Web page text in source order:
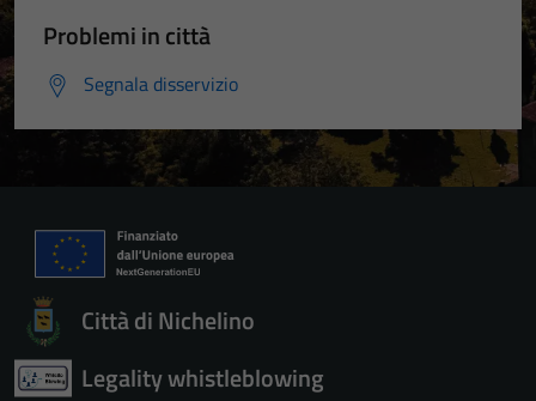
Problemi in città
Segnala disservizio
Città di Nichelino
Legality whistleblowing